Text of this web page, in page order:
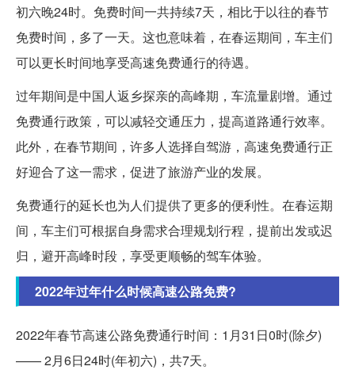
初六晚24时。免费时间一共持续7天，相比于以往的春节
免费时间，多了一天。这也意味着，在春运期间，车主们
可以更长时间地享受高速免费通行的待遇。
过年期间是中国人返乡探亲的高峰期，车流量剧增。通过
免费通行政策，可以减轻交通压力，提高道路通行效率。
此外，在春节期间，许多人选择自驾游，高速免费通行正
好迎合了这一需求，促进了旅游产业的发展。
免费通行的延长也为人们提供了更多的便利性。在春运期
间，车主们可根据自身需求合理规划行程，提前出发或迟
归，避开高峰时段，享受更顺畅的驾车体验。
2022年过年什么时候高速公路免费?
2022年春节高速公路免费通行时间：1月31日0时(除夕)
—— 2月6日24时(年初六)，共7天。